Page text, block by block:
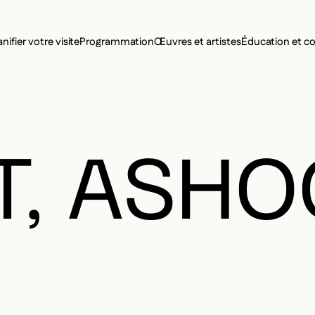
votre visiteProgrammationŒuvres et artistesÉducation et